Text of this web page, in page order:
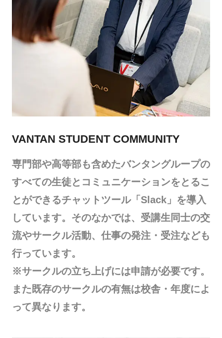
VANTAN STUDENT COMMUNITY
専門部や高等部も含めたバンタングループの
すべての生徒とコミュニケーションをとるこ
とができるチャットツール「Slack」を導入
しています。そのなかでは、受講生同士の交
流やサークル活動、仕事の発注・受注なども
行っています。
※サークルの立ち上げには申請が必要です。
また既存のサークルの有無は校舎・年度によ
って異なります。